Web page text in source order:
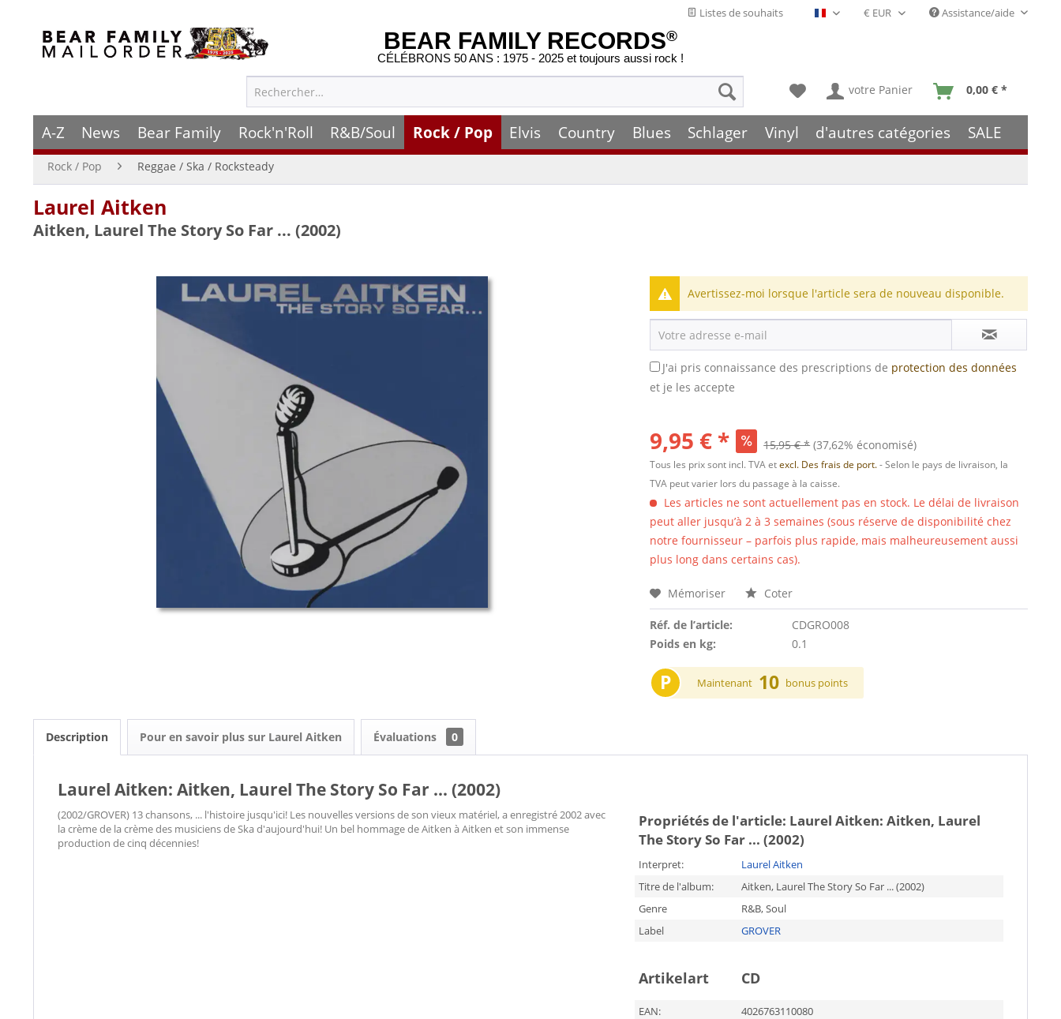
Listes de souhaits Français- FR Assistance/aide
BEAR FAMILY RECORDS®
CÉLÉBRONS 50 ANS : 1975 - 2025 et toujours aussi rock !
votre Panier 0,00 € *
A-Z News Bear Family Rock'n'Roll R&B/Soul Rock / Pop Elvis Country Blues Schlager Vinyl d'autres catégories SALE
Rock / Pop Reggae / Ska / Rocksteady
Laurel Aitken
Aitken, Laurel The Story So Far ... (2002)
Avertissez-moi lorsque l'article sera de nouveau disponible.
J'ai pris connaissance des prescriptions de protection des données
et je les accepte
9,95 € * 15,95 € * (37,62% économisé)
Tous les prix sont incl. TVA etexcl. Des frais de port.- Selon le pays de livraison, la
TVA peut varier lors du passage à la caisse.
Les articles ne sont actuellement pas en stock. Le délai de livraison
peut aller jusqu’à 2 à 3 semaines (sous réserve de disponibilité chez
notre fournisseur – parfois plus rapide, mais malheureusement aussi
plus long dans certains cas).
Mémoriser Coter
Réf. de l’article:
CDGRO008
Poids en kg:
0.1
P Maintenant 10 bonus points
Description Pour en savoir plus sur Laurel Aitken Évaluations 0
Laurel Aitken: Aitken, Laurel The Story So Far ... (2002)
(2002/GROVER) 13 chansons, ... l'histoire jusqu'ici! Les nouvelles versions de son vieux matériel, a enregistré 2002 avec
la crème de la crème des musiciens de Ska d'aujourd'hui! Un bel hommage de Aitken à Aitken et son immense
production de cinq décennies!
Propriétés de l'article: Laurel Aitken: Aitken, Laurel
The Story So Far ... (2002)
Interpret:
Laurel Aitken
Titre de l'album:
Aitken, Laurel The Story So Far ... (2002)
Genre
R&B, Soul
Label
GROVER
Artikelart CD
EAN:
4026763110080